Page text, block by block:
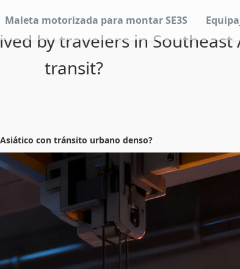
Maleta motorizada para montar SE3S
by travelers in
transit?
con tránsito urbano denso?